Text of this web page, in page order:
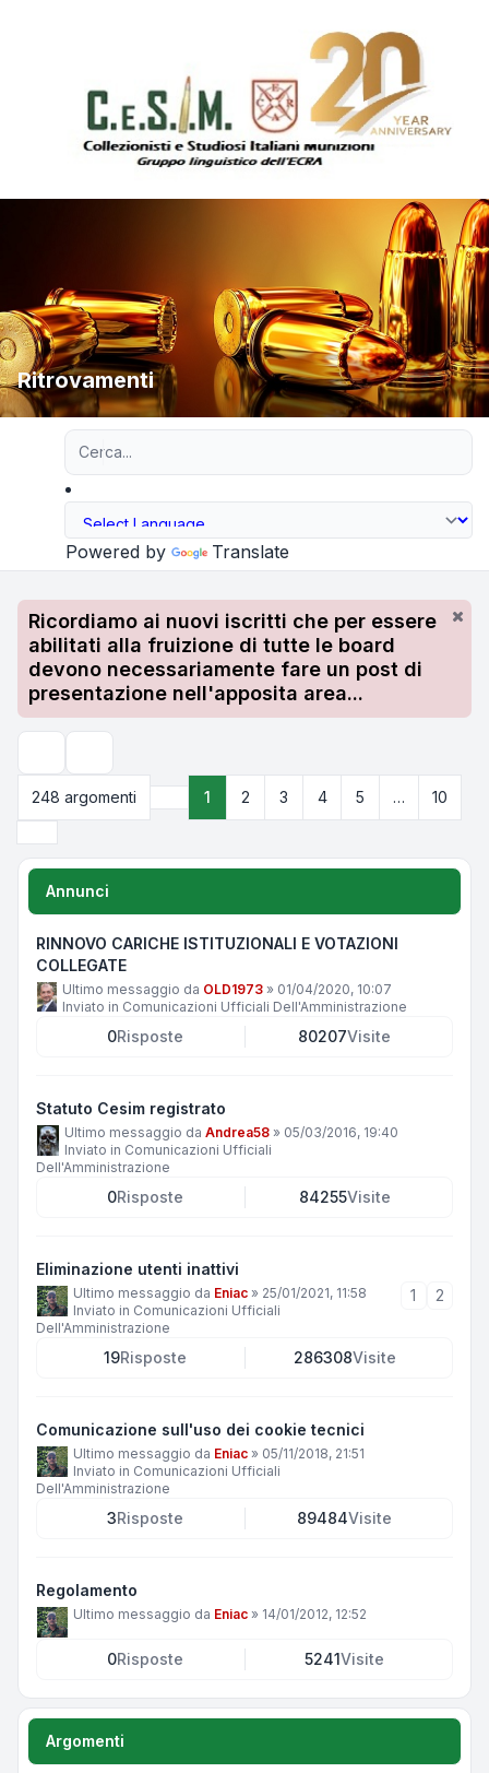
Ritrovamenti
Powered by Translate
Ricordiamo ai nuovi iscritti che per essere
abilitati alla fruizione di tutte le board
devono necessariamente fare un post di
presentazione nell'apposita area...
248 argomenti
Pagina di10
1 2 3 4 5 …
10
Annunci
RINNOVO CARICHE ISTITUZIONALI E VOTAZIONI
COLLEGATE
Ultimo messaggio da OLD1973 » 01/04/2020, 10:07
Inviato in Comunicazioni Ufficiali Dell'Amministrazione
0Risposte 80207Visite
Statuto Cesim registrato
Ultimo messaggio da Andrea58 » 05/03/2016, 19:40
Inviato in Comunicazioni Ufficiali
Dell'Amministrazione
0Risposte 84255Visite
Eliminazione utenti inattivi
Ultimo messaggio da Eniac » 25/01/2021, 11:58
Inviato in Comunicazioni Ufficiali
Dell'Amministrazione
1 2
19Risposte 286308Visite
Comunicazione sull'uso dei cookie tecnici
Ultimo messaggio da Eniac » 05/11/2018, 21:51
Inviato in Comunicazioni Ufficiali
Dell'Amministrazione
3Risposte 89484Visite
Regolamento
Ultimo messaggio da Eniac » 14/01/2012, 12:52
0Risposte 5241Visite
Argomenti